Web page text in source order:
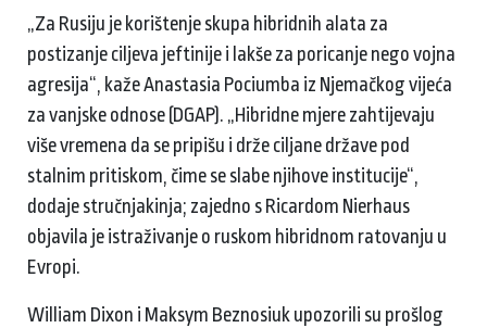
„Za Rusiju je korištenje skupa hibridnih alata za
postizanje ciljeva jeftinije i lakše za poricanje nego vojna
agresija“, kaže Anastasia Pociumba iz Njemačkog vijeća
za vanjske odnose (DGAP). „Hibridne mjere zahtijevaju
više vremena da se pripišu i drže ciljane države pod
stalnim pritiskom, čime se slabe njihove institucije“,
dodaje stručnjakinja; zajedno s Ricardom Nierhaus
objavila je istraživanje o ruskom hibridnom ratovanju u
Evropi.
William Dixon i Maksym Beznosiuk upozorili su prošlog